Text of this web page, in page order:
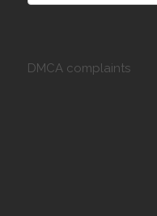
DMCA complaints